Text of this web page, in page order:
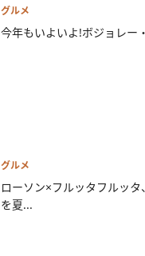
グルメ
今年もいよいよ!ボジョレー
グルメ
ローソン×フルッタフルッ
を夏...